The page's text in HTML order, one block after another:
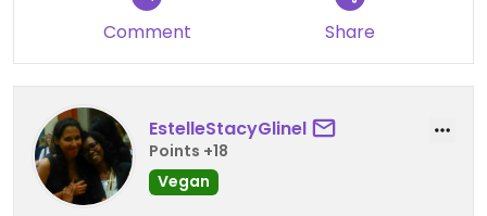
Comment Share
EstelleStacyGlinel
Points +18
Vegan